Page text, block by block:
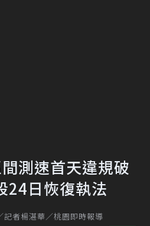
測速首天違規破
日恢復執法
記者楊湛華／桃園即時報導